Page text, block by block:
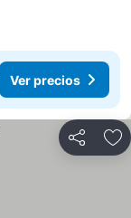
Ver precios
Compartir